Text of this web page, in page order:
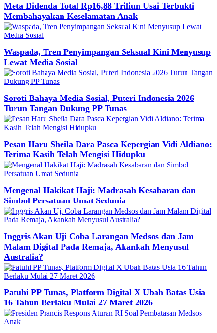
Meta Didenda Total Rp16,88 Triliun Usai Terbukti
Membahayakan Keselamatan Anak
Waspada, Tren Penyimpangan Seksual Kini Menyusup
Lewat Media Sosial
Soroti Bahaya Media Sosial, Puteri Indonesia 2026
Turun Tangan Dukung PP Tunas
Pesan Haru Sheila Dara Pasca Kepergian Vidi Aldiano:
Terima Kasih Telah Mengisi Hidupku
Mengenal Hakikat Haji: Madrasah Kesabaran dan
Simbol Persatuan Umat Sedunia
Inggris Akan Uji Coba Larangan Medsos dan Jam
Malam Digital Pada Remaja, Akankah Menyusul
Australia?
Patuhi PP Tunas, Platform Digital X Ubah Batas Usia
16 Tahun Berlaku Mulai 27 Maret 2026